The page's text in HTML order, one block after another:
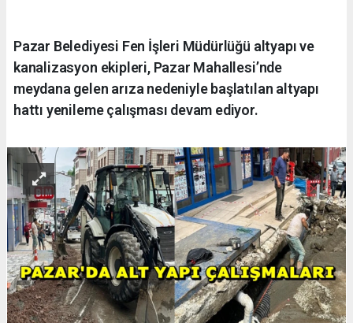
Pazar Belediyesi Fen İşleri Müdürlüğü altyapı ve
kanalizasyon ekipleri, Pazar Mahallesi’nde
meydana gelen arıza nedeniyle başlatılan altyapı
hattı yenileme çalışması devam ediyor.